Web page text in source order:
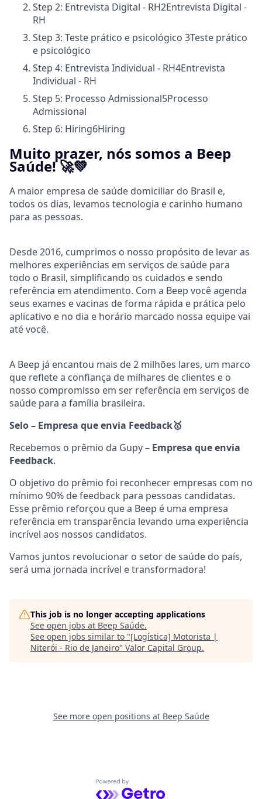
Step 2: Entrevista Digital - RH2Entrevista Digital -
RH
Step 3: Teste prático e psicológico 3Teste prático
e psicológico
Step 4: Entrevista Individual - RH4Entrevista
Individual - RH
Step 5: Processo Admissional5Processo
Admissional
Step 6: Hiring6Hiring
Muito prazer, nós somos a Beep
Saúde! 🚀💚
A maior empresa de saúde domiciliar do Brasil e,
todos os dias, levamos tecnologia e carinho humano
para as pessoas.
Desde 2016, cumprimos o nosso propósito de levar as
melhores experiências em serviços de saúde para
todo o Brasil, simplificando os cuidados e sendo
referência em atendimento. Com a Beep você agenda
seus exames e vacinas de forma rápida e prática pelo
aplicativo e no dia e horário marcado nossa equipe vai
até você.
A Beep já encantou mais de 2 milhões lares, um marco
que reflete a confiança de milhares de clientes e o
nosso compromisso em ser referência em serviços de
saúde para a família brasileira.
Selo – Empresa que envia Feedback🥇
Recebemos o prêmio da Gupy – Empresa que envia
Feedback.
O objetivo do prêmio foi reconhecer empresas com no
mínimo 90% de feedback para pessoas candidatas.
Esse prêmio reforçou que a Beep é uma empresa
referência em transparência levando uma experiência
incrível aos nossos candidatos.
Vamos juntos revolucionar o setor de saúde do país,
será uma jornada incrível e transformadora!
This job is no longer accepting applications
See open jobs at Beep Saúde.
See open jobs similar to "[Logística] Motorista |
Niterói - Rio de Janeiro" Valor Capital Group.
See more open positions at Beep Saúde
Powered by Getro.com